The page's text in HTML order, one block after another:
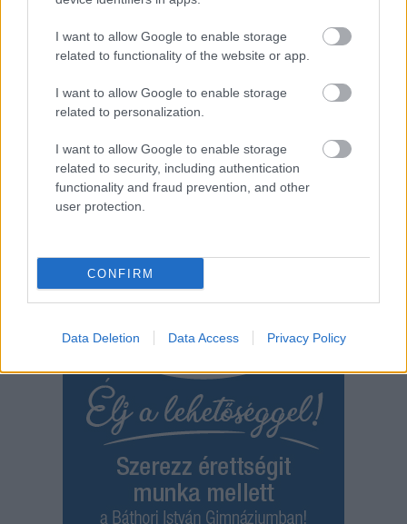
I want to allow Google to enable storage
related to functionality of the website or app.
I want to allow Google to enable storage
related to personalization.
I want to allow Google to enable storage
related to security, including authentication
functionality and fraud prevention, and other
user protection.
CONFIRM
Data Deletion Data Access Privacy Policy
2026.08.07. Horváth Zsolt
Györfi Mihály több tucat vállalkozással egyeztetett
a kerékpárgyár dolgozóinak megsegítéséről
Rövid idő alatt számos vállalkozás jelezte, hogy segítene
azoknak a munkavállalóknak, akik a tószegi kerékpárgyár
bezárása...